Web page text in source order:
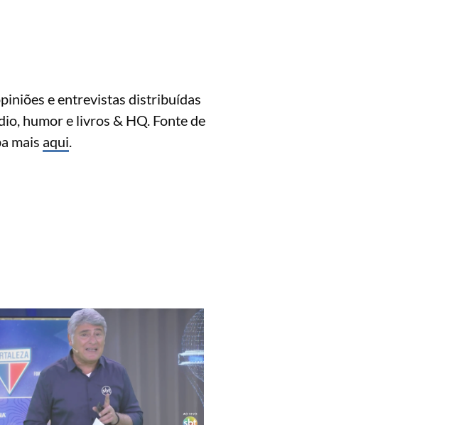
e entrevistas distribuídas
humor e livros & HQ. Fonte de
mais aqui